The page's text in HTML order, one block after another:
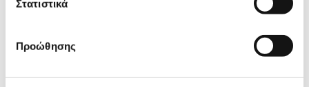
Στατιστικά
Προώθησης
του μήνα